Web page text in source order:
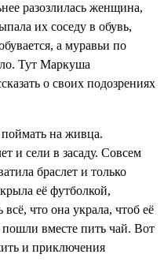
разозлилась женщина,
их соседу в обувь,
а муравьи по
Тут Маркуша
о своих подозрениях
на живца.
и сели в засаду. Совсем
браслет и только
её футболкой,
что она украла, чтоб её
вместе пить чай. Вот
и приключения